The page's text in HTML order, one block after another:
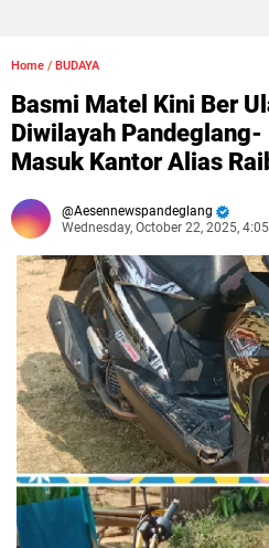
Home / BUDAYA
Basmi Matel Kini Ber
Diwilayah Pandeglang-
Masuk Kantor Alias
Aesennewspandeglang
Wednesday, October 22, 2025,